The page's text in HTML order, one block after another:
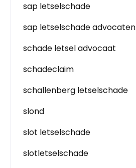
sap letselschade
sap letselschade advocaten
schade letsel advocaat
schadeclaim
schallenberg letselschade
slond
slot letselschade
slotletselschade